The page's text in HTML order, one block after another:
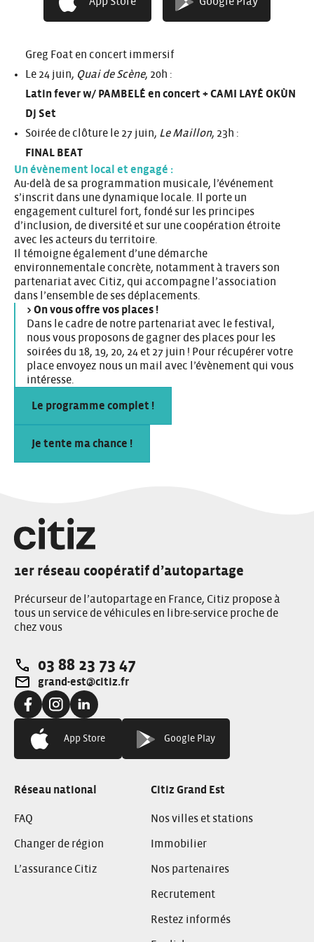
Fête de la Musique
Greg Foat en concert immersif
Le 24 juin, Quai de Scène, 20h :
Latin fever w/ PAMBELÉ en concert + CAMI LAYÉ OKÙN
Dj Set
Soirée de clôture le 27 juin, Le Maillon, 23h :
FINAL BEAT
Un évènement local et engagé :
Au‑delà de sa programmation musicale, l’événement
s’inscrit dans une dynamique locale. Il porte un
engagement culturel fort, fondé sur les principes
d’inclusion, de diversité et sur une coopération étroite
avec les acteurs du territoire.
Il témoigne également d’une démarche
environnementale concrète, notamment à travers son
partenariat avec Citiz, qui accompagne l’association
dans l’ensemble de ses déplacements.
> On vous offre vos places !
Dans le cadre de notre partenariat avec le festival,
nous vous proposons de gagner des places pour les
soirées du 18, 19, 20, 24 et 27 juin ! Pour récupérer votre
place envoyez nous un mail avec l’évènement qui vous
intéresse.
Le programme complet !
Je tente ma chance !
1er réseau coopératif d’autopartage
Précurseur de l’autopartage en France, Citiz propose à
tous un service de véhicules en libre-service proche de
chez vous
Téléphone:
03 88 23 73 47
Adresse e-mail:
grand-est@citiz.fr
Facebook:Instagram:Linkedin:
App Store Google Play
Réseau national
FAQ
Changer de région
L’assurance Citiz
Citiz Grand Est
Nos villes et stations
Immobilier
Nos partenaires
Recrutement
Restez informés